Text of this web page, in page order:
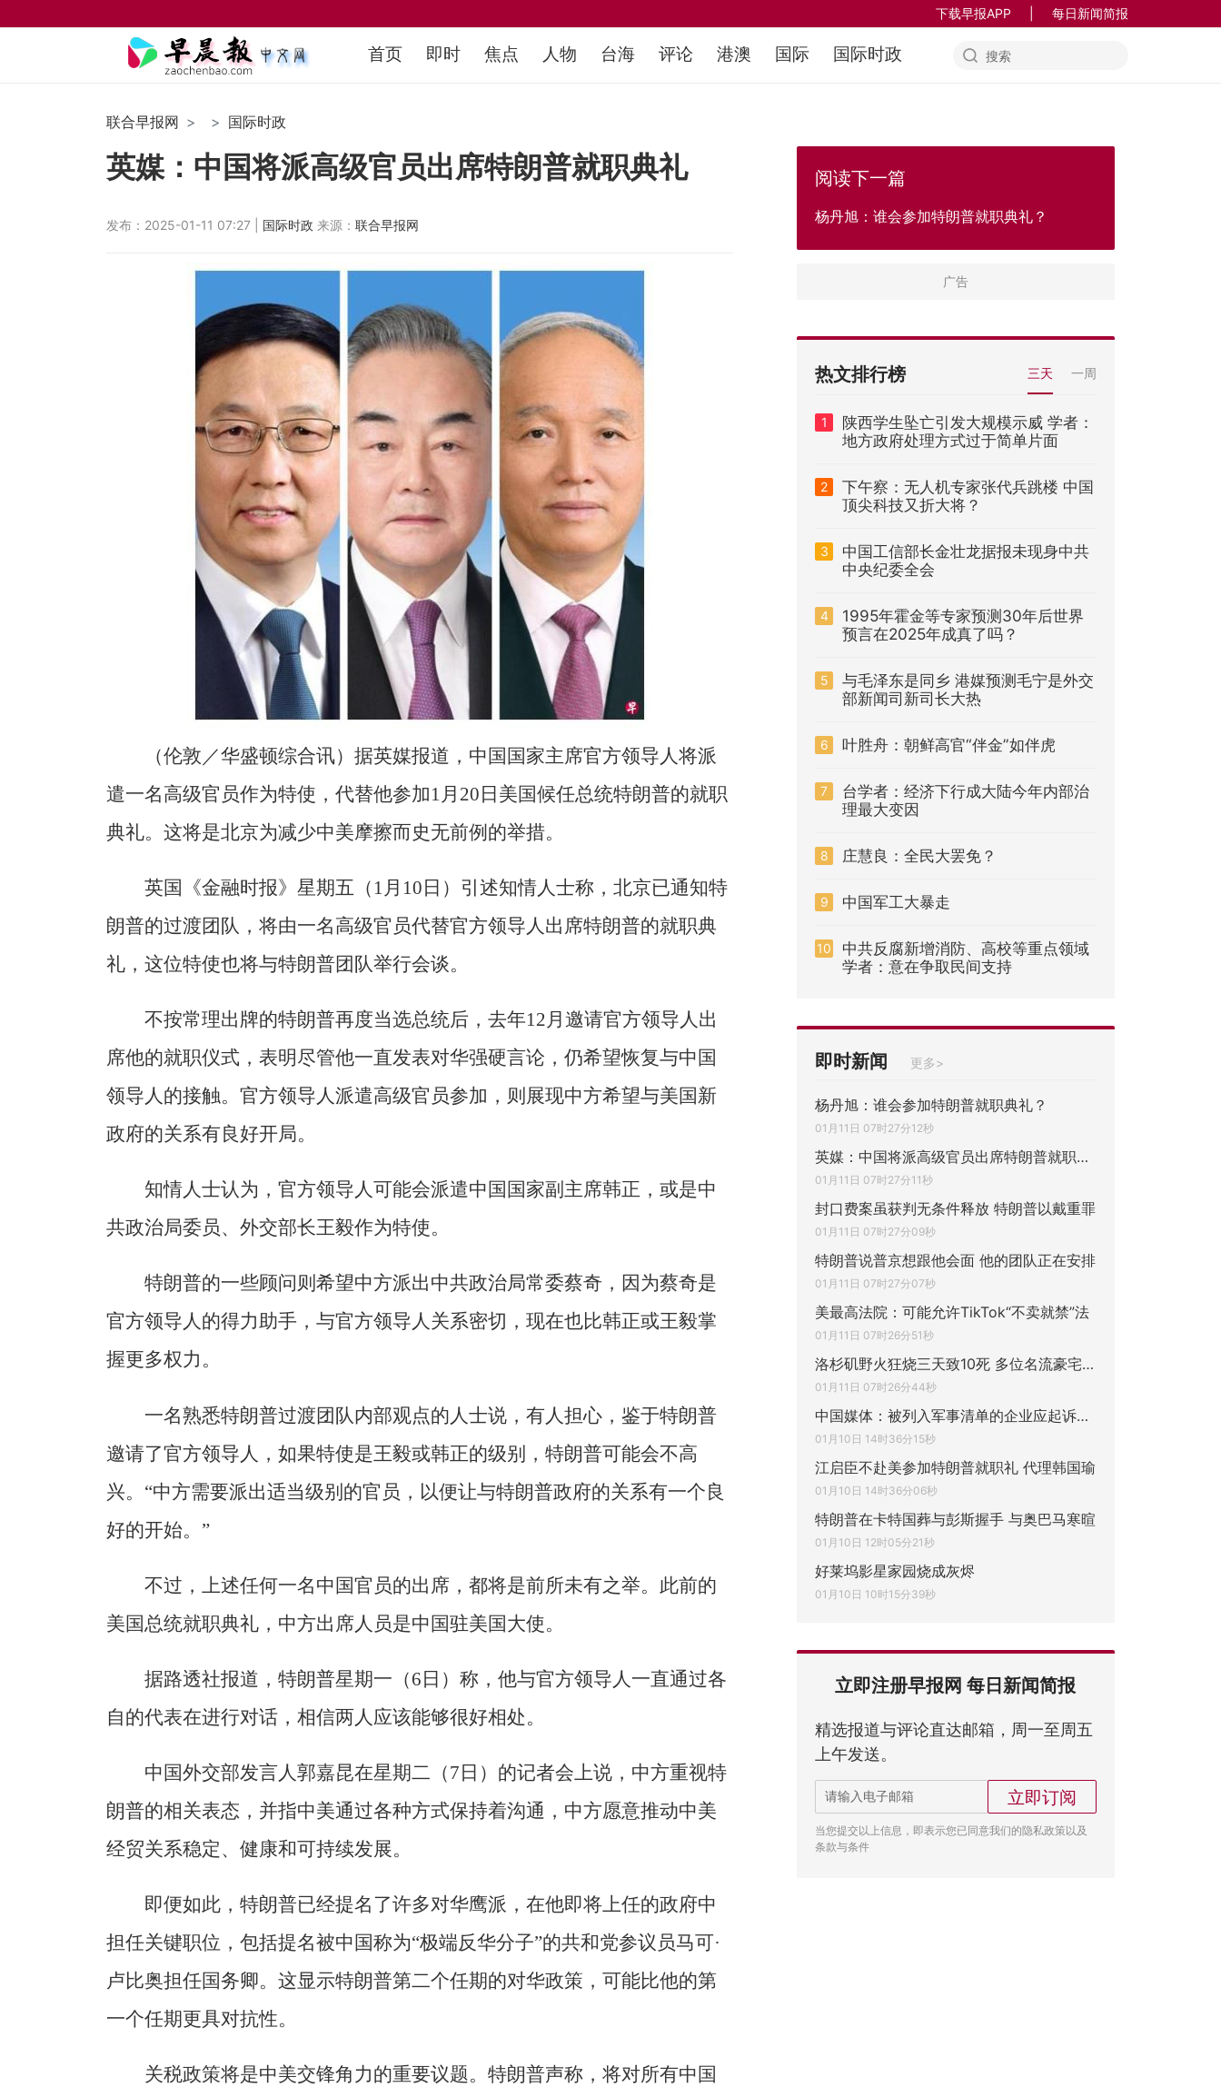
下载早报APP 每日新闻简报
首页 即时 焦点 人物 台海 评论 港澳 国际 国际时政
联合早报网 国际时政
英媒：中国将派高级官员出席特朗普就职典礼
发布：2025-01-11 07:27 | 国际时政 来源： 联合早报网
（伦敦／华盛顿综合讯）据英媒报道，中国国家主席官方领导人将派
遣一名高级官员作为特使，代替他参加1月20日美国候任总统特朗普的就职
典礼。这将是北京为减少中美摩擦而史无前例的举措。
英国《金融时报》星期五（1月10日）引述知情人士称，北京已通知特
朗普的过渡团队，将由一名高级官员代替官方领导人出席特朗普的就职典
礼，这位特使也将与特朗普团队举行会谈。
不按常理出牌的特朗普再度当选总统后，去年12月邀请官方领导人出
席他的就职仪式，表明尽管他一直发表对华强硬言论，仍希望恢复与中国
领导人的接触。官方领导人派遣高级官员参加，则展现中方希望与美国新
政府的关系有良好开局。
知情人士认为，官方领导人可能会派遣中国国家副主席韩正，或是中
共政治局委员、外交部长王毅作为特使。
特朗普的一些顾问则希望中方派出中共政治局常委蔡奇，因为蔡奇是
官方领导人的得力助手，与官方领导人关系密切，现在也比韩正或王毅掌
握更多权力。
一名熟悉特朗普过渡团队内部观点的人士说，有人担心，鉴于特朗普
邀请了官方领导人，如果特使是王毅或韩正的级别，特朗普可能会不高
兴。“中方需要派出适当级别的官员，以便让与特朗普政府的关系有一个良
好的开始。”
不过，上述任何一名中国官员的出席，都将是前所未有之举。此前的
美国总统就职典礼，中方出席人员是中国驻美国大使。
据路透社报道，特朗普星期一（6日）称，他与官方领导人一直通过各
自的代表在进行对话，相信两人应该能够很好相处。
中国外交部发言人郭嘉昆在星期二（7日）的记者会上说，中方重视特
朗普的相关表态，并指中美通过各种方式保持着沟通，中方愿意推动中美
经贸关系稳定、健康和可持续发展。
即便如此，特朗普已经提名了许多对华鹰派，在他即将上任的政府中
担任关键职位，包括提名被中国称为“极端反华分子”的共和党参议员马可·
卢比奥担任国务卿。这显示特朗普第二个任期的对华政策，可能比他的第
一个任期更具对抗性。
关税政策将是中美交锋角力的重要议题。特朗普声称，将对所有中国
阅读下一篇
杨丹旭：谁会参加特朗普就职典礼？
热文排行榜 三天 一周
1
陕西学生坠亡引发大规模示威 学者：
地方政府处理方式过于简单片面
2
下午察：无人机专家张代兵跳楼 中国
顶尖科技又折大将？
3
中国工信部长金壮龙据报未现身中共
中央纪委全会
4
1995年霍金等专家预测30年后世界
预言在2025年成真了吗？
5
与毛泽东是同乡 港媒预测毛宁是外交
部新闻司新司长大热
6 叶胜舟：朝鲜高官“伴金”如伴虎
7
台学者：经济下行成大陆今年内部治
理最大变因
8 庄慧良：全民大罢免？
9 中国军工大暴走
10
中共反腐新增消防、高校等重点领域
学者：意在争取民间支持
即时新闻 更多>
杨丹旭：谁会参加特朗普就职典礼？
01月11日 07时27分12秒
英媒：中国将派高级官员出席特朗普就职典礼
01月11日 07时27分11秒
封口费案虽获判无条件释放 特朗普以戴重罪
01月11日 07时27分09秒
特朗普说普京想跟他会面 他的团队正在安排
01月11日 07时27分07秒
美最高法院：可能允许TikTok“不卖就禁”法
01月11日 07时26分51秒
洛杉矶野火狂烧三天致10死 多位名流豪宅被
01月11日 07时26分44秒
中国媒体：被列入军事清单的企业应起诉美国
01月10日 14时36分15秒
江启臣不赴美参加特朗普就职礼 代理韩国瑜
01月10日 14时36分06秒
特朗普在卡特国葬与彭斯握手 与奥巴马寒暄
01月10日 12时05分21秒
好莱坞影星家园烧成灰烬
01月10日 10时15分39秒
立即注册早报网 每日新闻简报
精选报道与评论直达邮箱，周一至周五
上午发送。
立即订阅
当您提交以上信息，即表示您已同意我们的隐私政策以及
条款与条件